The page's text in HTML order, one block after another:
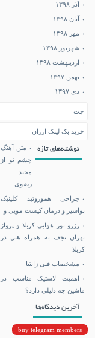
آذر ۱۳۹۸
آبان ۱۳۹۸
مهر ۱۳۹۸
شهریور ۱۳۹۸
اردیبهشت ۱۳۹۸
بهمن ۱۳۹۷
دی ۱۳۹۷
چت
خرید بک لینک ارزان
نوشته‌های تازه
متن آهنگ
چشم تو از
مجید
رضوی
جراحی هموروئید کلینیک
بواسیر و درمان کیست مویی و
رزرو تور هوایی کربلا و پرواز
تهران نجف به همراه هتل در
کربلا
مشخصات فنی زانتیا
اهمیت لاستیک مناسب در
ماشین چه دلیلی دارد؟
آخرین دیدگاه‌ها
buy telegram members